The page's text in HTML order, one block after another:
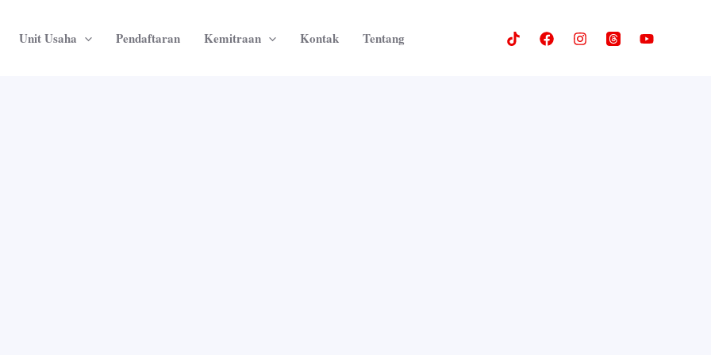
Unit Usaha Pendaftaran Kemitraan Kontak Tentang